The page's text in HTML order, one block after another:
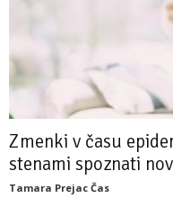
Zmenki v času
stenami spoznati
Tamara Prejac Čas